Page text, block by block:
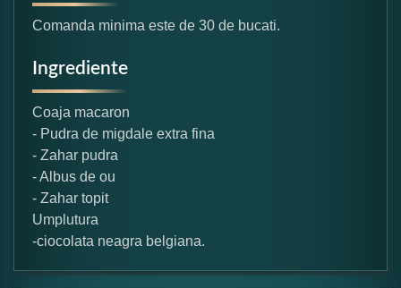
Comanda minima este de 30 de bucati.
Ingrediente
Coaja macaron
- Pudra de migdale extra fina
- Zahar pudra
- Albus de ou
- Zahar topit
Umplutura
-ciocolata neagra belgiana.